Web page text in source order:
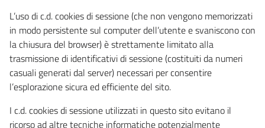
L’uso di c.d. cookies di sessione (che non vengono memorizzati
in modo persistente sul computer dell’utente e svaniscono con
la chiusura del browser) è strettamente limitato alla
trasmissione di identificativi di sessione (costituiti da numeri
casuali generati dal server) necessari per consentire
l’esplorazione sicura ed efficiente del sito.
I c.d. cookies di sessione utilizzati in questo sito evitano il
ricorso ad altre tecniche informatiche potenzialmente